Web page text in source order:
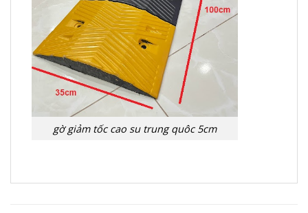
gờ giảm tốc cao su trung quôc 5cm